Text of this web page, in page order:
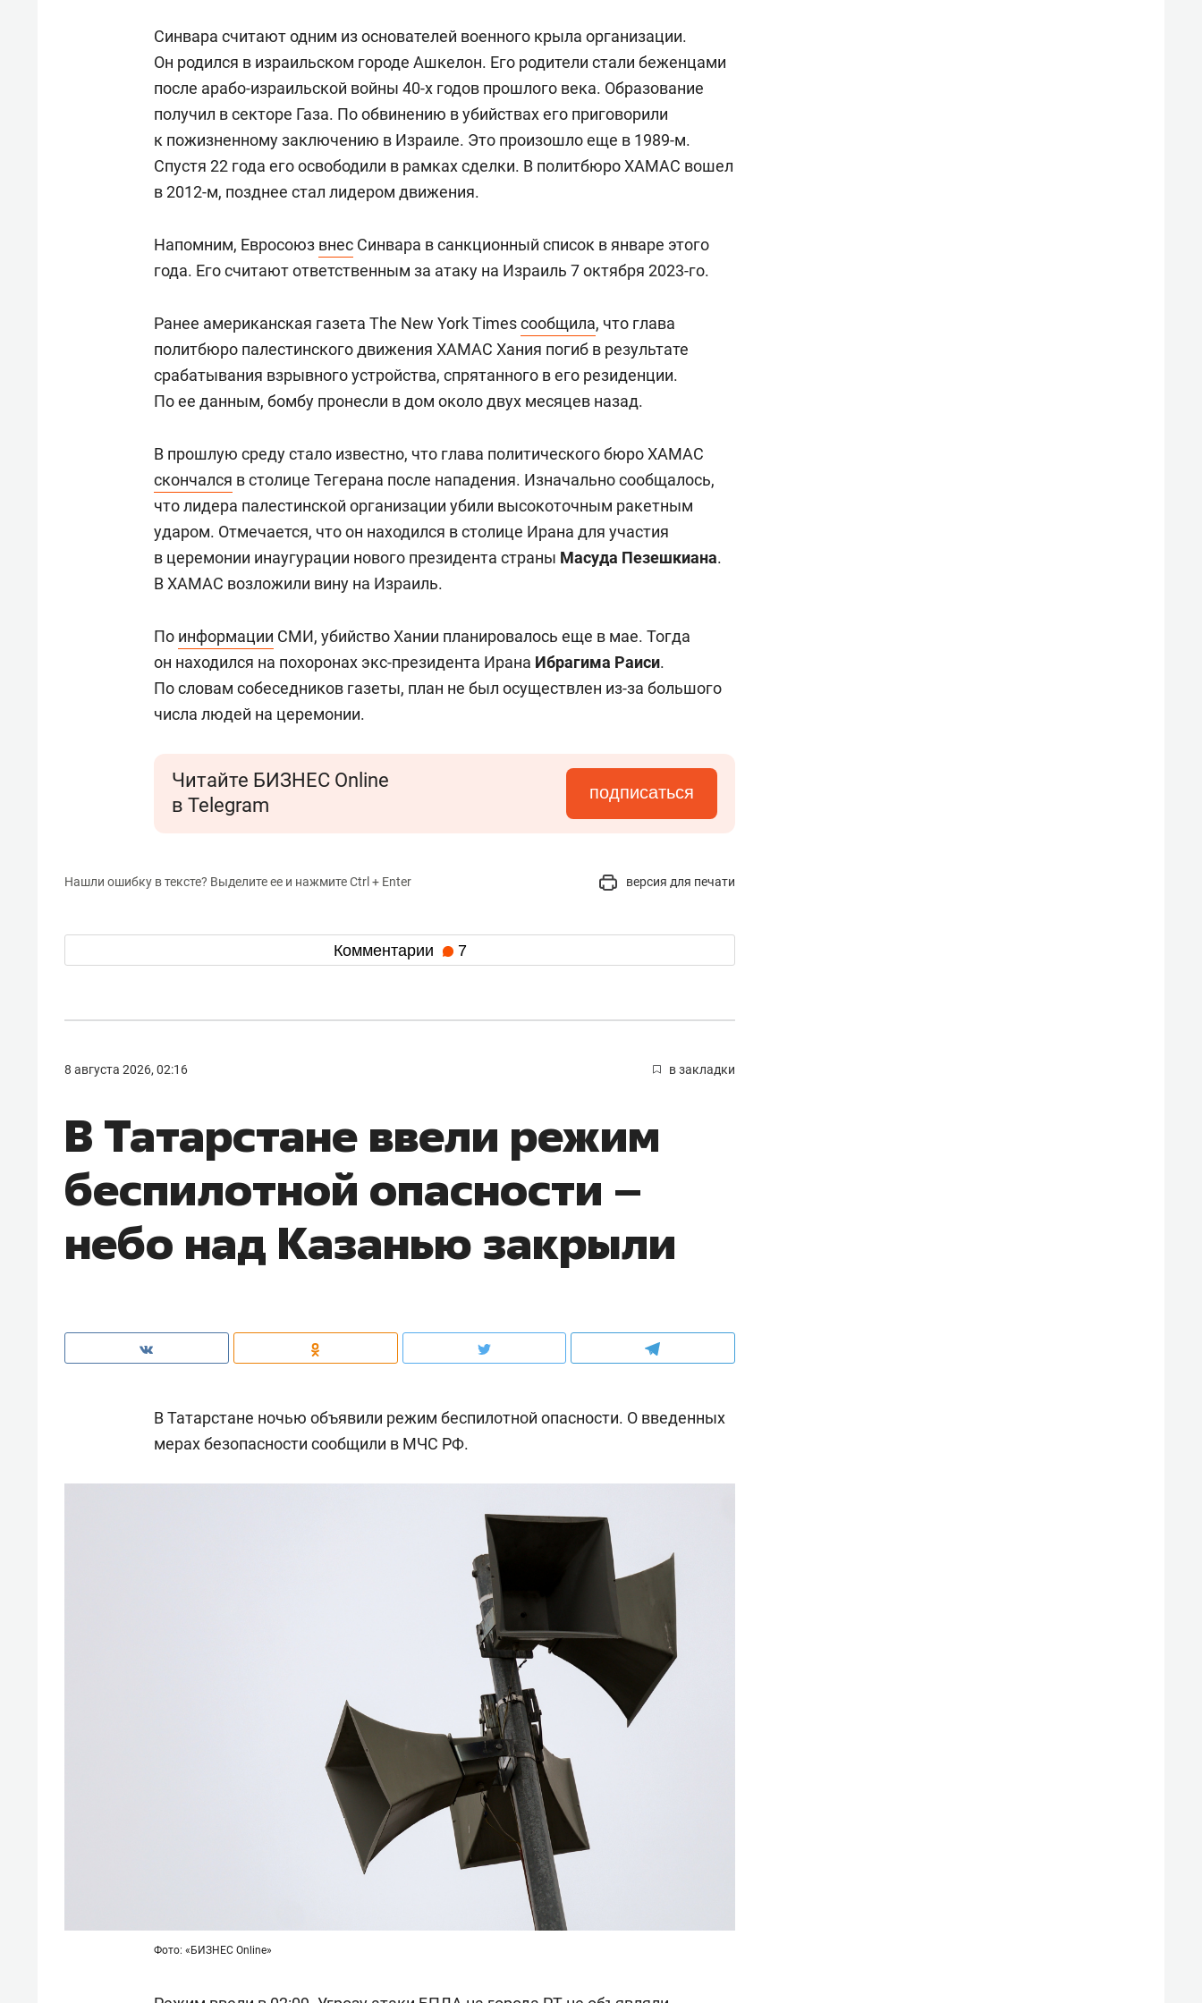
Синвара считают одним из основателей военного крыла организации.
Он родился в израильском городе Ашкелон. Его родители стали беженцами
после арабо-израильской войны 40-х годов прошлого века. Образование
получил в секторе Газа. По обвинению в убийствах его приговорили
к пожизненному заключению в Израиле. Это произошло еще в 1989-м.
Спустя 22 года его освободили в рамках сделки. В политбюро ХАМАС вошел
в 2012-м, позднее стал лидером движения.
Напомним, Евросоюз внес Синвара в санкционный список в январе этого
года. Его считают ответственным за атаку на Израиль 7 октября 2023-го.
Ранее американская газета The New York Timesсообщила, что глава
политбюро палестинского движения ХАМАС Хания погиб в результате
срабатывания взрывного устройства, спрятанного в его резиденции.
По ее данным, бомбу пронесли в дом около двух месяцев назад.
В прошлую среду стало известно, что глава политического бюро ХАМАС
скончался в столице Тегерана после нападения. Изначально сообщалось,
что лидера палестинской организации убили высокоточным ракетным
ударом. Отмечается, что он находился в столице Ирана для участия
в церемонии инаугурации нового президента страны Масуда Пезешкиана.
В ХАМАС возложили вину на Израиль.
По информации СМИ, убийство Хании планировалось еще в мае. Тогда
он находился на похоронах экс-президента Ирана Ибрагима Раиси.
По словам собеседников газеты, план не был осуществлен из-за большого
числа людей на церемонии.
Читайте БИЗНЕС Online
в Telegram
подписаться
Нашли ошибку в тексте? Выделите ее и нажмите Ctrl + Enter версия для печати
Комментарии 7
8 августа 2026, 02:16 в закладки
В Татарстане ввели режим
беспилотной опасности –
небо над Казанью закрыли
В Татарстане ночью объявили режим беспилотной опасности. О введенных
мерах безопасности сообщили в МЧС РФ.
Фото: «БИЗНЕС Online»